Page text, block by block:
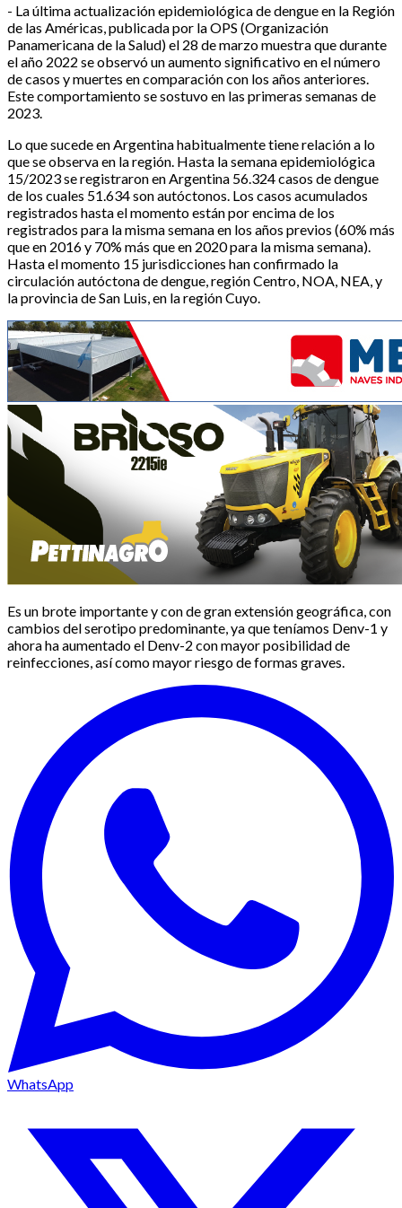
- La última actualización epidemiológica de dengue en la Región
de las Américas, publicada por la OPS (Organización
Panamericana de la Salud) el 28 de marzo muestra que durante
el año 2022 se observó un aumento significativo en el número
de casos y muertes en comparación con los años anteriores.
Este comportamiento se sostuvo en las primeras semanas de
2023.
Lo que sucede en Argentina habitualmente tiene relación a lo
que se observa en la región. Hasta la semana epidemiológica
15/2023 se registraron en Argentina 56.324 casos de dengue
de los cuales 51.634 son autóctonos. Los casos acumulados
registrados hasta el momento están por encima de los
registrados para la misma semana en los años previos (60% más
que en 2016 y 70% más que en 2020 para la misma semana).
Hasta el momento 15 jurisdicciones han confirmado la
circulación autóctona de dengue, región Centro, NOA, NEA, y
la provincia de San Luis, en la región Cuyo.
Es un brote importante y con de gran extensión geográfica, con
cambios del serotipo predominante, ya que teníamos Denv-1 y
ahora ha aumentado el Denv-2 con mayor posibilidad de
reinfecciones, así como mayor riesgo de formas graves.
WhatsApp